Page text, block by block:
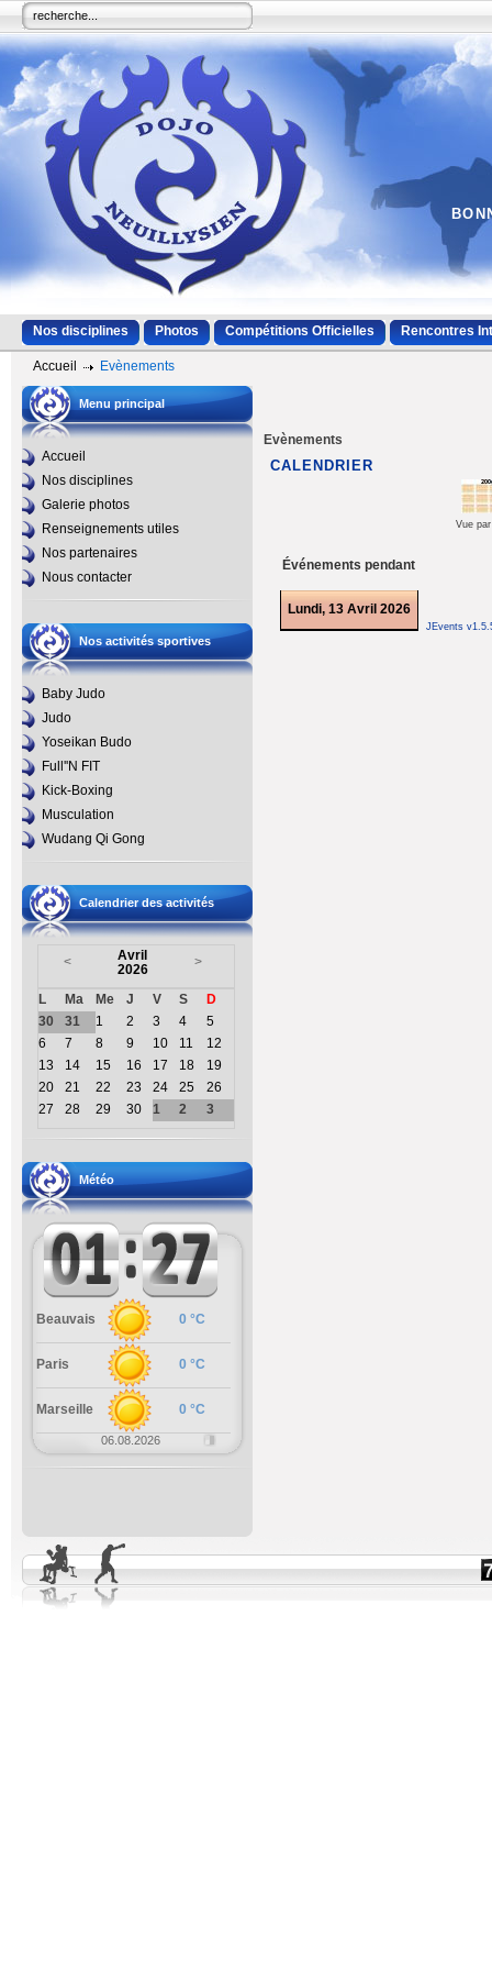
Nos disciplines Photos Compétitions Officielles Rencontres
Accueil Evènements
Menu principal
Accueil
Nos disciplines
Galerie photos
Renseignements utiles
Nos partenaires
Nous contacter
Nos activités sportives
Baby Judo
Judo
Yoseikan Budo
Full''N FIT
Kick-Boxing
Musculation
Wudang Qi Gong
Calendrier des activités
<
Avril
2026
>
L Ma Me J V S
D
30
31 1 2 3 4
5
6
7 8 9 10 11
12
13
14 15 16 17 18
19
20
21 22 23 24 25
26
27
28 29 30 1 2 3
Météo
Beauvais 0 °C
Paris 0 °C
Marseille 0 °C
06.08.2026
Evènements
CALENDRIER
Vue
Événements pendant
Lundi, 13 Avril 2026
JEvents